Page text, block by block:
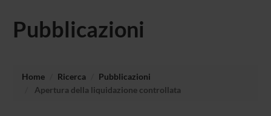
Pubblicazioni
Home Ricerca
Pubblicazioni
Apertura della liquidazione controllata